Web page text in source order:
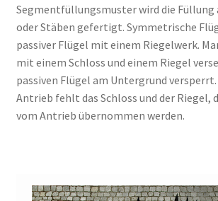
Segmentfüllungsmuster wird die
oder Stäben gefertigt. Symmetrische
passiver Flügel mit einem Riegelwerk.
mit einem Schloss und einem Riegel
passiven Flügel am Untergrund
Antrieb fehlt das Schloss und der Riegel,
vom Antrieb übernommen werden.